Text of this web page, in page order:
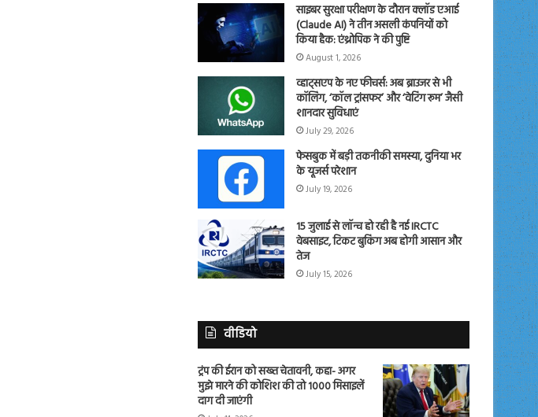
साइबर सुरक्षा परीक्षण के दौरान क्लॉड एआई
(Claude AI) ने तीन असली कंपनियों को
किया हैक: एंथ्रोपिक ने की पुष्टि
August 1, 2026
व्हाट्सएप के नए फीचर्स: अब ब्राउजर से भी
कॉलिंग, ‘कॉल ट्रांसफर’ और ‘वेटिंग रूम’ जैसी
शानदार सुविधाएं
July 29, 2026
फेसबुक में बड़ी तकनीकी समस्या, दुनिया भर
के यूजर्स परेशान
July 19, 2026
15 जुलाई से लॉन्च हो रही है नई IRCTC
वेबसाइट, टिकट बुकिंग अब होगी आसान और
तेज
July 15, 2026
वीडियो
ट्रंप की ईरान को सख्त चेतावनी, कहा- अगर
मुझे मारने की कोशिश की तो 1000 मिसाइलें
दाग दी जाएंगी